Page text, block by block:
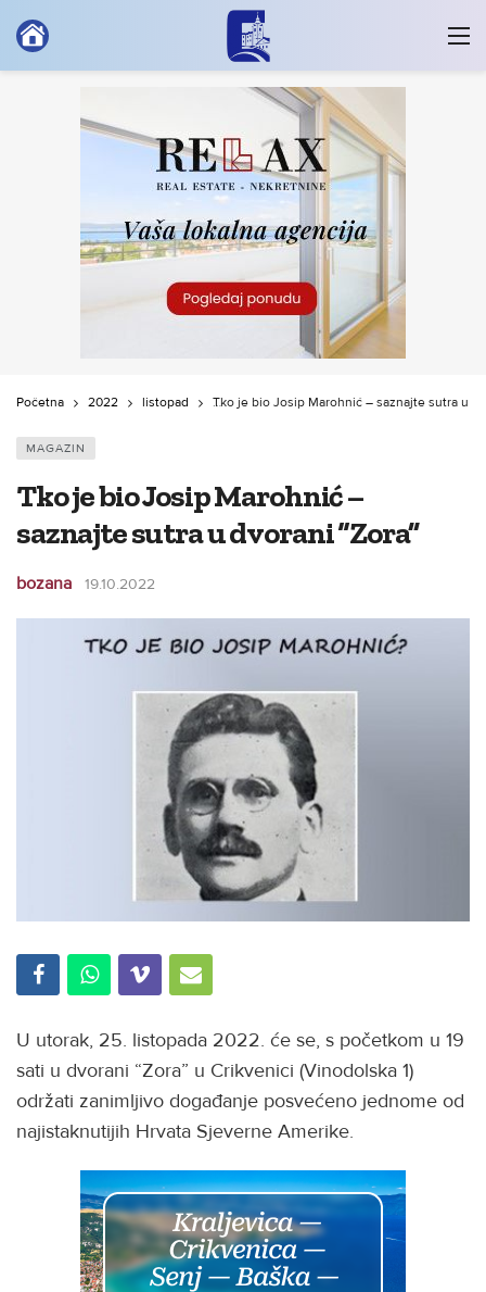
Početna 2022 listopad Tko je bio Josip Marohnić – saznajte sutra u
MAGAZIN
Tko je bio Josip Marohnić –
saznajte sutra u dvorani “Zora”
bozana 19.10.2022
U utorak, 25. listopada 2022. će se, s početkom u 19
sati u dvorani “Zora” u Crikvenici (Vinodolska 1)
održati zanimljivo događanje posvećeno jednome od
najistaknutijih Hrvata Sjeverne Amerike.